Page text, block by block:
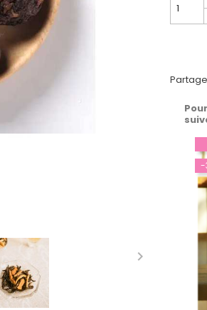

-